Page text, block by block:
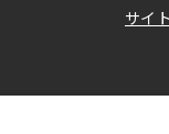
サイ